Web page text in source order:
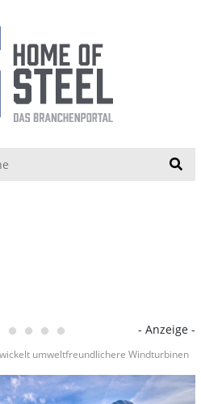
- Anzeige -
umweltfreundlichere Windturbinen